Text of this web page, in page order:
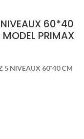
NIVEAUX 60*40
PRIMAX
5 NIVEAUX 60*40 CM